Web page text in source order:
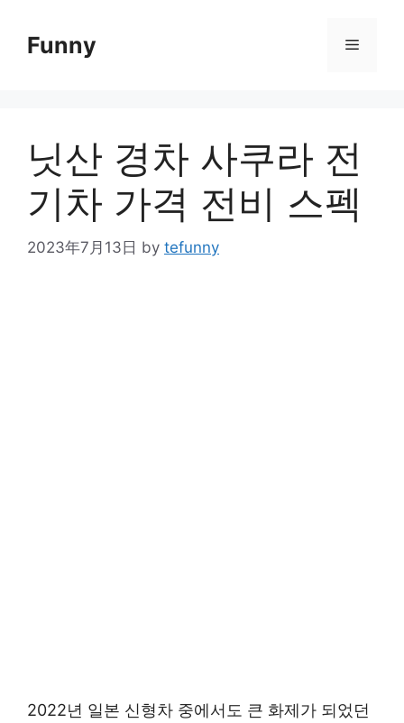
contentFunny Menu
닛산 경차 사쿠라 전
기차 가격 전비 스펙
2023年7月13日 by tefunny
2022년 일본 신형차 중에서도 큰 화제가 되었던